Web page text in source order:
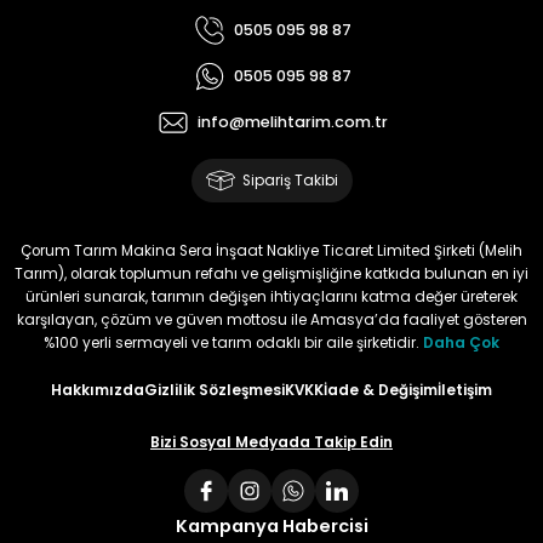
Ürün elime çok çabuk ulaştı.
anda süs yoncasıyla ektim.
Bunun akibeti 2024 yazına belli
olacak
S... Ö... | 23/01/2024
0505 095 98 87
0505 095 98 87
info@melihtarim.com.tr
Sipariş Takibi
Çorum Tarım Makina Sera İnşaat Nakliye Ticaret Limited Şirketi (Melih
Tarım), olarak toplumun refahı ve gelişmişliğine katkıda bulunan en iyi
ürünleri sunarak, tarımın değişen ihtiyaçlarını katma değer üreterek
karşılayan, çözüm ve güven mottosu ile Amasya’da faaliyet gösteren
%100 yerli sermayeli ve tarım odaklı bir aile şirketidir. Daha Çok
HakkımızdaGizlilik SözleşmesiKVKKİade & Değişimİletişim
Bizi Sosyal Medyada Takip Edin
Kampanya Habercisi